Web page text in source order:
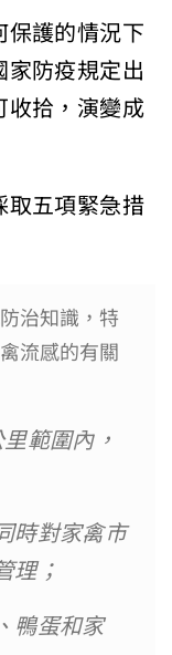
護的情況下
防疫規定出
拾，演變成
五項緊急措
治知識，特
流感的有關
範圍內，
時對家禽市
；
鴨蛋和家